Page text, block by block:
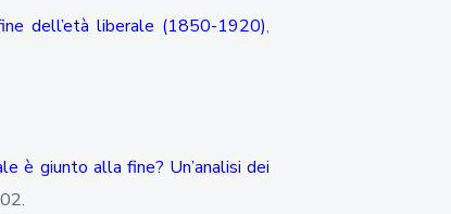
dell’età liberale (1850-1920),
è giunto alla fine? Un’analisi dei